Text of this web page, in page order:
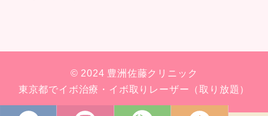
© 2024 豊洲佐藤クリニック
東京都でイボ治療・イボ取りレーザー（取り放題）